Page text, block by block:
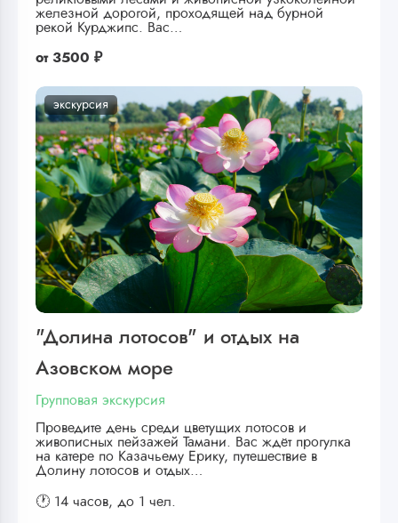
железной дорогой, проходящей над бурной
рекой Курджипс. Вас…
от 3500 ₽
экскурсия
"Долина лотосов" и отдых на
Азовском море
Групповая экскурсия
Проведите день среди цветущих лотосов и
живописных пейзажей Тамани. Вас ждёт прогулка
на катере по Казачьему Ерику, путешествие в
Долину лотосов и отдых…
🕐 14 часов, до 1 чел.